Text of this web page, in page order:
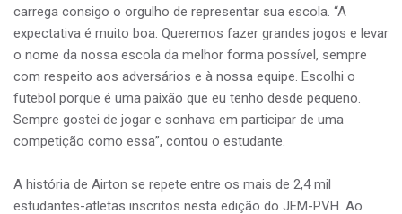
carrega consigo o orgulho de representar sua escola. “A
expectativa é muito boa. Queremos fazer grandes jogos e levar
o nome da nossa escola da melhor forma possível, sempre
com respeito aos adversários e à nossa equipe. Escolhi o
futebol porque é uma paixão que eu tenho desde pequeno.
Sempre gostei de jogar e sonhava em participar de uma
competição como essa”, contou o estudante.
A história de Airton se repete entre os mais de 2,4 mil
estudantes-atletas inscritos nesta edição do JEM-PVH. Ao